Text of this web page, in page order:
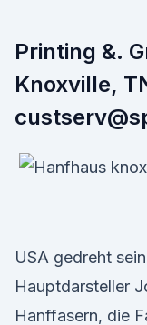
Printing &.
Knoxville,
USA gedreht
Hauptdarsteller
Hanffasern, die